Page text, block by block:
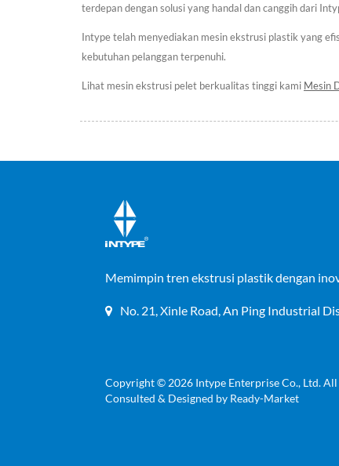
terdepan dengan solusi yang handal dan canggih dari
Intype telah menyediakan mesin ekstrusi plastik yang
kebutuhan pelanggan terpenuhi.
Lihat mesin ekstrusi pelet berkualitas tinggi kami Mesin
Memimpin tren ekstrusi plastik dengan
No. 21, Xinle Road, An Ping Industrial
Copyright © 2026 Intype Enterprise Co., Ltd.All
Consulted & Designed by Ready-Market